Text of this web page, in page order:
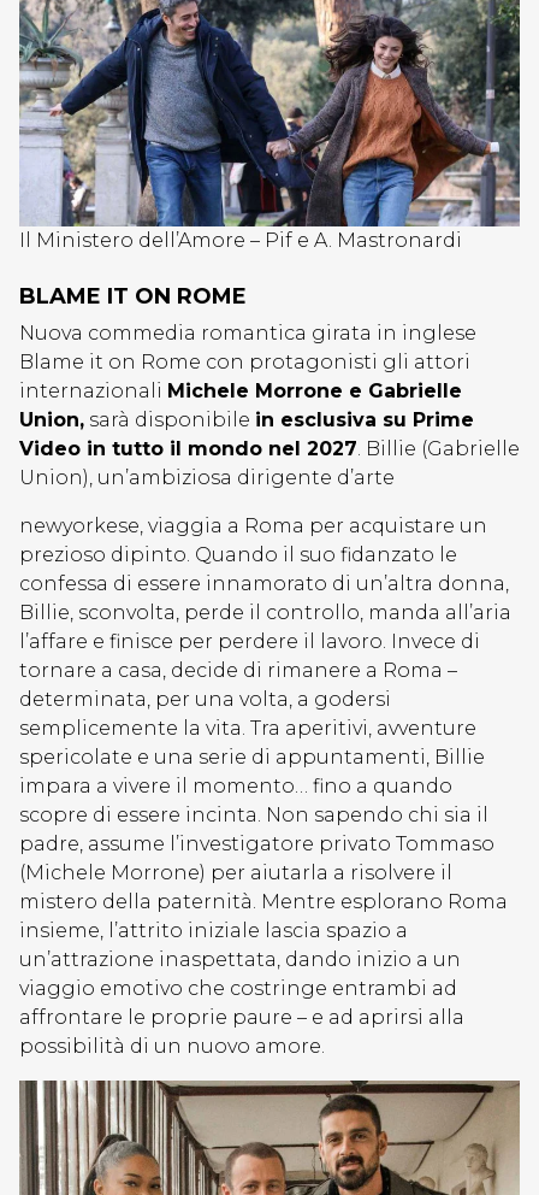
Il Ministero dell’Amore – Pif e A. Mastronardi
BLAME IT ON ROME
Nuova commedia romantica girata in inglese
Blame it on Rome con protagonisti gli attori
internazionali Michele Morrone e Gabrielle
Union, sarà disponibile in esclusiva su Prime
Video in tutto il mondo nel 2027. Billie (Gabrielle
Union), un’ambiziosa dirigente d’arte
newyorkese, viaggia a Roma per acquistare un
prezioso dipinto. Quando il suo fidanzato le
confessa di essere innamorato di un’altra donna,
Billie, sconvolta, perde il controllo, manda all’aria
l’affare e finisce per perdere il lavoro. Invece di
tornare a casa, decide di rimanere a Roma –
determinata, per una volta, a godersi
semplicemente la vita. Tra aperitivi, avventure
spericolate e una serie di appuntamenti, Billie
impara a vivere il momento… fino a quando
scopre di essere incinta. Non sapendo chi sia il
padre, assume l’investigatore privato Tommaso
(Michele Morrone) per aiutarla a risolvere il
mistero della paternità. Mentre esplorano Roma
insieme, l’attrito iniziale lascia spazio a
un’attrazione inaspettata, dando inizio a un
viaggio emotivo che costringe entrambi ad
affrontare le proprie paure – e ad aprirsi alla
possibilità di un nuovo amore.